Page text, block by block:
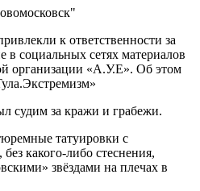
к ответственности за
в социальных сетях материалов
организации «А.У.Е». Об этом
судим за кражи и грабежи.
татуировки с
какого-либо стеснения,
звёздами на плечах в